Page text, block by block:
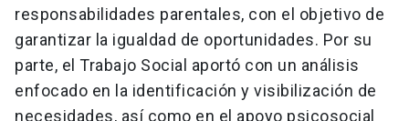
responsabilidades parentales, con el objetivo de
garantizar la igualdad de oportunidades. Por su
parte, el Trabajo Social aportó con un análisis
enfocado en la identificación y visibilización de
necesidades, así como en el apoyo psicosocial